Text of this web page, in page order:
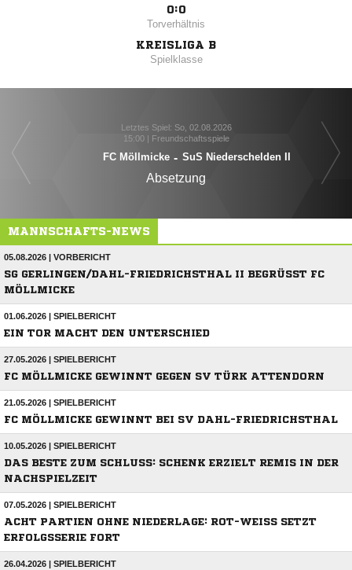
0:0
Torverhältnis
KREISLIGA B
Spielklasse
Letztes Spiel: So, 02.08.2026
15:00 | Freundschaftsspiele
FC Möllmicke - SuS Niederschelden II
Absetzung
MANNSCHAFTS-NEWS
05.08.2026 | VORBERICHT
SG GERLINGEN/DAHL-FRIEDRICHSTHAL II BEGRÜSST FC M
ÖLLMICKE
01.06.2026 | SPIELBERICHT
EIN TOR MACHT DEN UNTERSCHIED
27.05.2026 | SPIELBERICHT
FC MÖLLMICKE GEWINNT GEGEN SV TÜRK ATTENDORN
21.05.2026 | SPIELBERICHT
FC MÖLLMICKE GEWINNT BEI SV DAHL-FRIEDRICHSTHAL
10.05.2026 | SPIELBERICHT
DAS BESTE ZUM SCHLUSS: SCHENK ERZIELT REMIS IN DER
NACHSPIELZEIT
07.05.2026 | SPIELBERICHT
ACHT PARTIEN OHNE NIEDERLAGE: ROT-WEISS SETZT E
RFOLGSSERIE FORT
26.04.2026 | SPIELBERICHT